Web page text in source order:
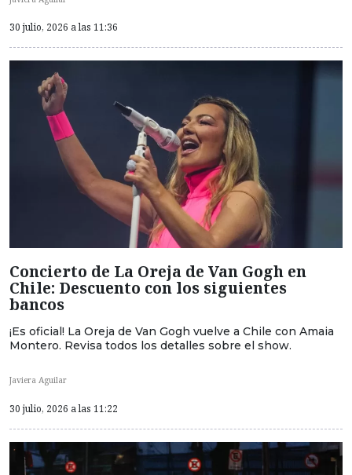
30 julio, 2026 a las 11:36
Concierto de La Oreja de Van Gogh en
Chile: Descuento con los siguientes
bancos
¡Es oficial! La Oreja de Van Gogh vuelve a Chile con Amaia
Montero. Revisa todos los detalles sobre el show.
Javiera Aguilar
30 julio, 2026 a las 11:22